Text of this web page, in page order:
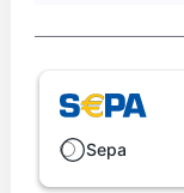
Sepa